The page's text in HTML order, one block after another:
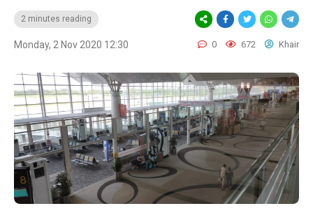
2 minutes reading
Monday, 2 Nov 2020 12:30 0 672 Khair